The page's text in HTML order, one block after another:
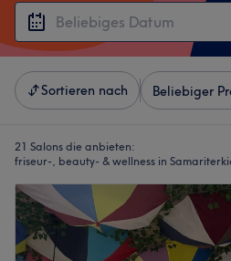
Sortieren nach Beliebiger
21 Salons die anbieten:
friseur-, beauty- & wellness in